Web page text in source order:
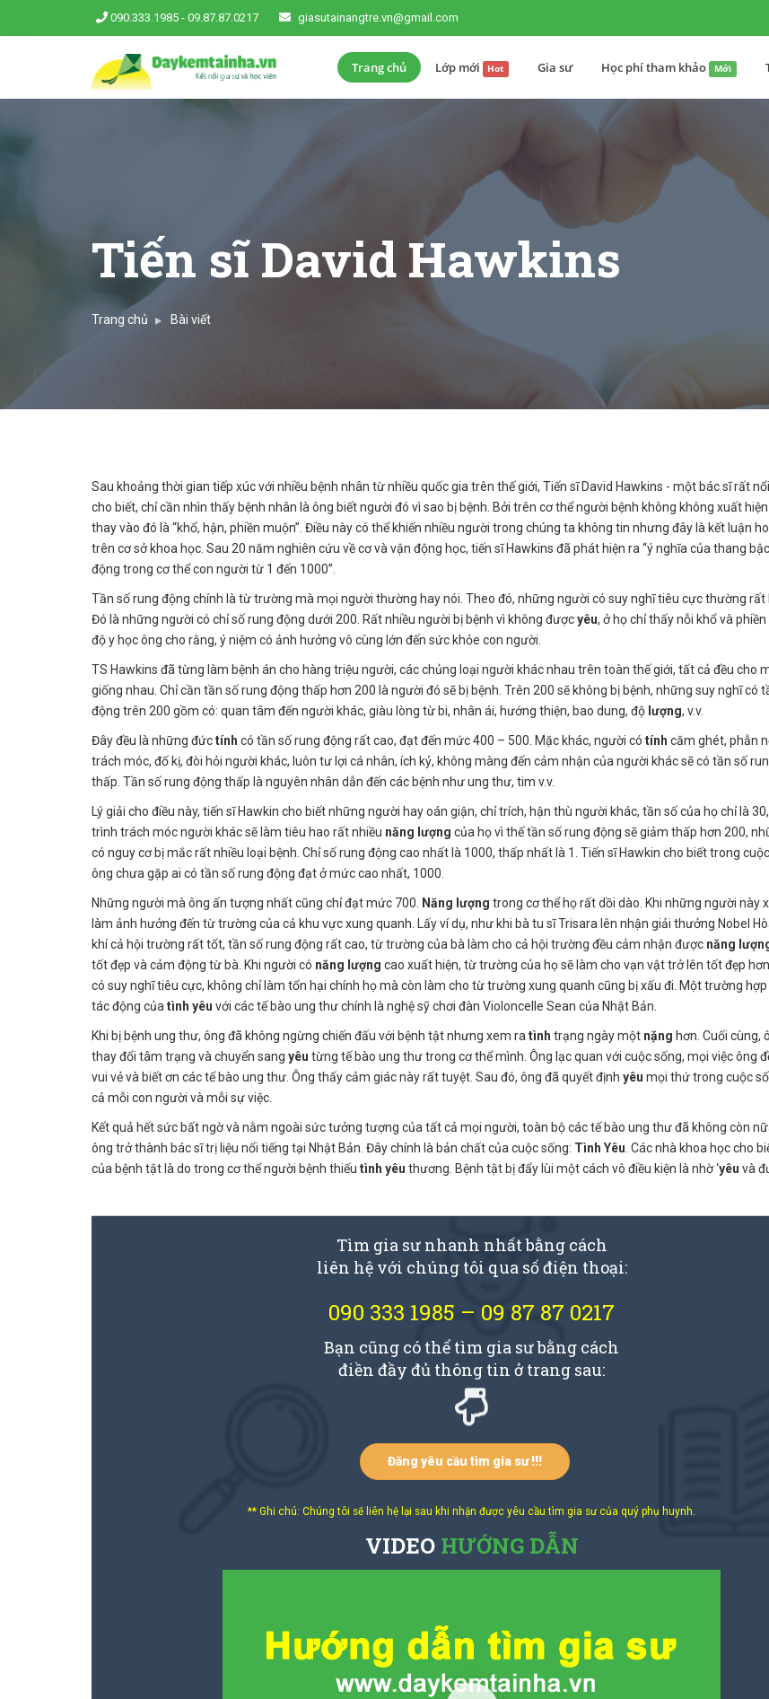
090.333.1985 - 09.87.87.0217 giasutainangtre.vn@gmail.com
Trang chủ Lớp mới Hot Gia sư Học phí tham khảo Mới
Tiến sĩ David Hawkins
Trang chủ Bài viết
Sau khoảng thời gian tiếp xúc với nhiều bệnh nhân từ nhiều quốc gia trên thế giới, Tiến sĩ David Hawkins - một bác sĩ rất
cho biết, chỉ cần nhìn thấy bệnh nhân là ông biết người đó vì sao bị bệnh. Bởi trên cơ thể người bệnh không không xuất hiện
thay vào đó là “khổ, hận, phiền muộn”. Điều này có thể khiến nhiều người trong chúng ta không tin nhưng đây là kết luận
trên cơ sở khoa học. Sau 20 năm nghiên cứu về cơ và vận động học, tiến sĩ Hawkins đã phát hiện ra “ý nghĩa của thang
động trong cơ thể con người từ 1 đến 1000”.
Tần số rung động chính là từ trường mà mọi người thường hay nói. Theo đó, những người có suy nghĩ tiêu cực thường rất
Đó là những người có chỉ số rung động dưới 200. Rất nhiều người bị bệnh vì không đượcyêu, ở họ chỉ thấy nỗi khổ và
độ y học ông cho rằng, ý niệm có ảnh hưởng vô cùng lớn đến sức khỏe con người.
TS Hawkins đã từng làm bệnh án cho hàng triệu người, các chủng loại người khác nhau trên toàn thế giới, tất cả đều cho
giống nhau. Chỉ cần tần số rung động thấp hơn 200 là người đó sẽ bị bệnh. Trên 200 sẽ không bị bệnh, những suy nghĩ có
động trên 200 gồm có: quan tâm đến người khác, giàu lòng từ bi, nhân ái, hướng thiện, bao dung, độ lượng, v.v.
Đây đều là những đứctính có tần số rung động rất cao, đạt đến mức 400 – 500. Mặc khác, người có tính căm ghét, phẫn
trách móc, đố kị, đòi hỏi người khác, luôn tư lợi cá nhân, ích kỷ, không màng đến cảm nhận của người khác sẽ có tần số
thấp. Tần số rung động thấp là nguyên nhân dẫn đến các bệnh như ung thư, tim v.v.
Lý giải cho điều này, tiến sĩ Hawkin cho biết những người hay oán giận, chỉ trích, hận thù người khác, tần số của họ chỉ là
trình trách móc người khác sẽ làm tiêu hao rất nhiều năng lượng của họ vì thế tần số rung động sẽ giảm thấp hơn 200,
có nguy cơ bị mắc rất nhiều loại bệnh. Chỉ số rung động cao nhất là 1000, thấp nhất là 1. Tiến sĩ Hawkin cho biết trong
ông chưa gặp ai có tần số rung động đạt ở mức cao nhất, 1000.
Những người mà ông ấn tượng nhất cũng chỉ đạt mức 700. Năng lượng trong cơ thể họ rất dồi dào. Khi những người này
làm ảnh hưởng đến từ trường của cả khu vực xung quanh. Lấy ví dụ, như khi bà tu sĩ Trisara lên nhận giải thưởng Nobel
khí cả hội trường rất tốt, tần số rung động rất cao, từ trường của bà làm cho cả hội trường đều cảm nhận được năng
tốt đẹp và cảm động từ bà. Khi người có năng lượng cao xuất hiện, từ trường của họ sẽ làm cho vạn vật trở lên tốt đẹp
có suy nghĩ tiêu cực, không chỉ làm tổn hại chính họ mà còn làm cho từ trường xung quanh cũng bị xấu đi. Một trường
tác động của tình yêu với các tế bào ung thư chính là nghệ sỹ chơi đàn Violoncelle Sean của Nhật Bản.
Khi bị bệnh ung thư, ông đã không ngừng chiến đấu với bệnh tật nhưng xem ra tình trạng ngày một nặng hơn. Cuối cùng,
thay đổi tâm trạng và chuyển sang yêu từng tế bào ung thư trong cơ thể mình. Ông lạc quan với cuộc sống, mọi việc ông
vui vẻ và biết ơn các tế bào ung thư. Ông thấy cảm giác này rất tuyệt. Sau đó, ông đã quyết định yêu mọi thứ trong cuộc
cả mỗi con người và mỗi sự việc.
Kết quả hết sức bất ngờ và nằm ngoài sức tưởng tượng của tất cả mọi người, toàn bộ các tế bào ung thư đã không còn
ông trở thành bác sĩ trị liệu nổi tiếng tại Nhật Bản. Đây chính là bản chất của cuộc sống: Tình Yêu . Các nhà khoa học cho
của bệnh tật là do trong cơ thể người bệnh thiếu tình yêu thương. Bệnh tật bị đẩy lùi một cách vô điều kiện là nhờ ‘yêu và
Tìm gia sư nhanh nhất bằng cách
liên hệ với chúng tôi qua số điện thoại:
090 333 1985 – 09 87 87 0217
Bạn cũng có thể tìm gia sư bằng cách
điền đầy đủ thông tin ở trang sau:
Đăng yêu cầu tìm gia sư !!!
** Ghi chú: Chúng tôi sẽ liên hệ lại sau khi nhận được yêu cầu tìm gia sư của quý phụ huynh.
VIDEO HƯỚNG DẪN